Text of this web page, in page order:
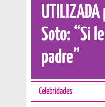
Soto: “Si
padre”
Celebridades